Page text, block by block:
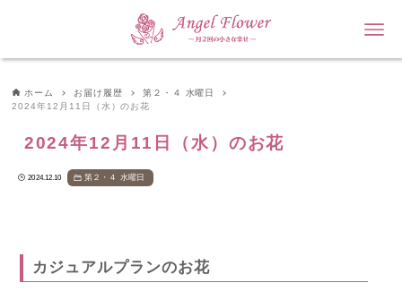
ホーム お届け履歴
第２・４ 水曜日
2024年12月11日（水）のお花
2024年12月11日（水）のお花
2024.12.10 第２・４ 水曜日
カジュアルプランのお花